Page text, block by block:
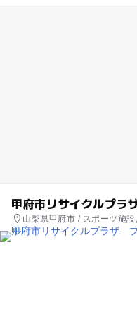
甲府市リサイクルプ
山梨県甲府市 / スポーツ施